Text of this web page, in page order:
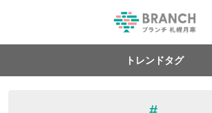
トレンドタグ